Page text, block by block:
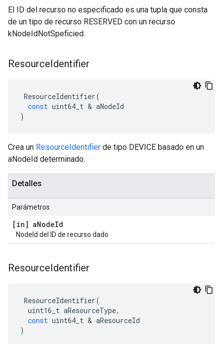
El ID del recurso no especificado es una tupla que consta
de un tipo de recurso RESERVED con un recurso
kNodeIdNotSpeficied.
ResourceIdentifier
ResourceIdentifier(
const uint64_t & aNodeId
)
Crea un ResourceIdentifier de tipo DEVICE basado en un
aNodeId determinado.
Detalles
Parámetros
[in] aNodeId
NodeId del ID de recurso dado
ResourceIdentifier
ResourceIdentifier(
uint16_t aResourceType,
const uint64_t & aResourceId
)